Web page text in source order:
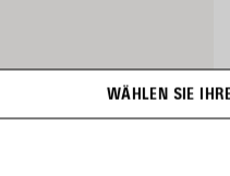
WÄHLEN SIE